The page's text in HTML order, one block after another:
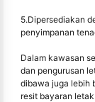
5.Dipersediakan
penyimpanan
Dalam kawasan
dan pengurusan
dibawa juga lebih
resit bayaran